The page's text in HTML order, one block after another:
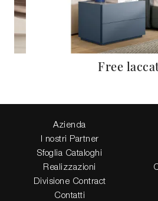
Free
Azienda
I nostri Partner
Sfoglia Cataloghi
Realizzazioni
Divisione Contract
Contatti